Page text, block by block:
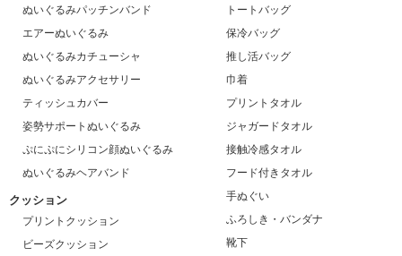
ぬいぐるみパッチンバンド
エアーぬいぐるみ
ぬいぐるみカチューシャ
ぬいぐるみアクセサリー
ティッシュカバー
姿勢サポートぬいぐるみ
ぷにぷにシリコン顔ぬいぐるみ
ぬいぐるみヘアバンド
クッション
プリントクッション
ビーズクッション
トートバッグ
保冷バッグ
推し活バッグ
巾着
プリントタオル
ジャガードタオル
接触冷感タオル
フード付きタオル
手ぬぐい
ふろしき・バンダナ
靴下